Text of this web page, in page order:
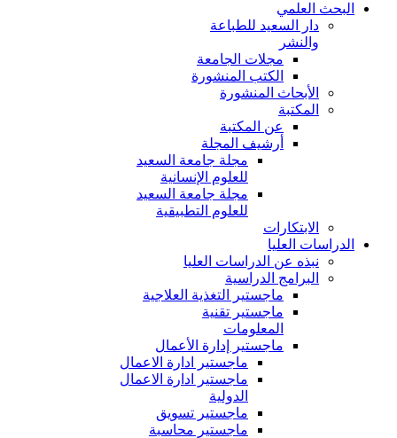
البحث العلمي
دار السعيد للطباعة
والنشر
مجلات الجامعة
الكتب المنشورة
الأبحاث المنشورة
المكتبة
عن المكتبة
أرشيف المجلة
مجلة جامعة السعيد
للعلوم الإنسانية
مجلة جامعة السعيد
للعلوم التطبيقية
الابتكارات
الدراسات العليا
نبذه عن الدراسات العليا
البرامج الدراسية
ماجستير التغذية العلاجية
ماجستير تقنية
المعلومات
ماجستير إدارة الأعمال
ماجستير ادارة الاعمال
ماجستير ادارة الاعمال
الدولية
ماجستير تسويق
ماجستير محاسبة